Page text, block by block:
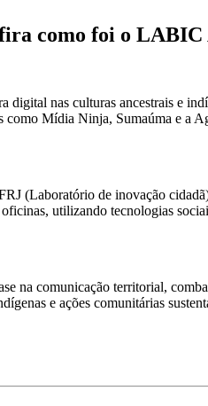
como foi o LABIC
digital nas culturas ancestrais e
como Mídia Ninja, Sumaúma e a
(Laboratório de inovação
utilizando tecnologias
na comunicação territorial,
e ações comunitárias